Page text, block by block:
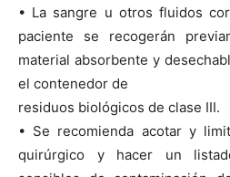
• La sangre u otros fluidos
paciente se recogerán
material absorbente y
el contenedor de
residuos biológicos de clase III.
• Se recomienda acotar y
quirúrgico y hacer un